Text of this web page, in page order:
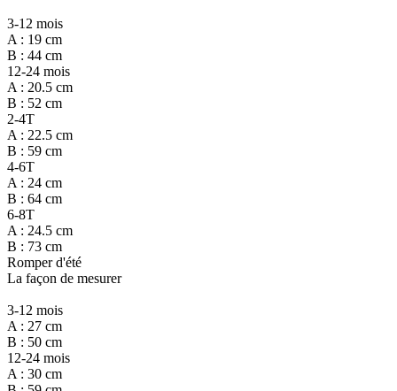
3-12 mois
A : 19 cm
B : 44 cm
12-24 mois
A : 20.5 cm
B : 52 cm
2-4T
A : 22.5 cm
B : 59 cm
4-6T
A : 24 cm
B : 64 cm
6-8T
A : 24.5 cm
B : 73 cm
Romper d'été
La façon de mesurer
3-12 mois
A : 27 cm
B : 50 cm
12-24 mois
A : 30 cm